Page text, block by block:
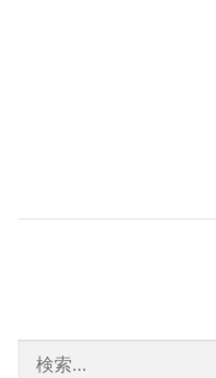
検索: